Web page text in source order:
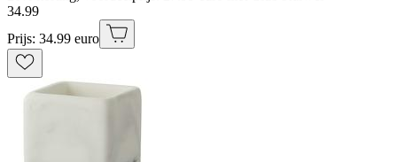
34.99
Prijs: 34.99 euro